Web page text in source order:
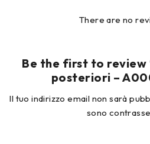
There are no
Be the first to review
posteriori –
Il tuo indirizzo email non sarà
sono